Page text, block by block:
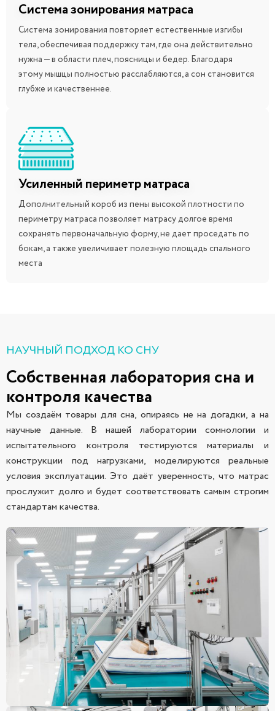
Система зонирования матраса
Система зонирования повторяет естественные изгибы
тела, обеспечивая поддержку там, где она действительно
нужна — в области плеч, поясницы и бедер. Благодаря
этому мышцы полностью расслабляются, а сон становится
глубже и качественнее.
Усиленный периметр матраса
Дополнительный короб из пены высокой плотности по
периметру матраса позволяет матрасу долгое время
сохранять первоначальную форму, не дает проседать по
бокам, а также увеличивает полезную площадь спального
места
НАУЧНЫЙ ПОДХОД КО СНУ
Собственная лаборатория сна и
контроля качества
Мы создаём товары для сна, опираясь не на догадки, а на
научные данные. В нашей лаборатории сомнологии и
испытательного контроля тестируются материалы и
конструкции под нагрузками, моделируются реальные
условия эксплуатации. Это даёт уверенность, что матрас
прослужит долго и будет соответствовать самым строгим
стандартам качества.